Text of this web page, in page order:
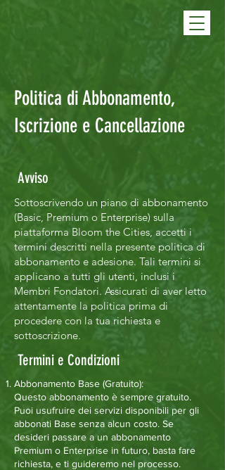
Politica di Abbonamento,
Iscrizione e Cancellazione
Avviso
Sottoscrivendo un piano di abbonamento
(Basic, Premium o Enterprise) sulla
piattaforma Bloom the Cities, accetti i
termini descritti nella presente politica di
abbonamento e adesione. Tali termini si
applicano a tutti gli utenti, inclusi i
Membri Fondatori. Assicurati di aver letto
attentamente la politica prima di
procedere con la tua richiesta e
sottoscrizione.
Termini e Condizioni
Abbonamento Base (Gratuito):
Questo abbonamento è sempre gratuito.
Puoi usufruire dei servizi disponibili per gli
abbonati Base senza alcun costo. Se
desideri passare a un abbonamento
Premium o Enterprise in futuro, basta fare
richiesta, e ti guideremo nel processo.